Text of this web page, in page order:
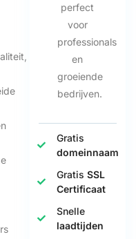
perfect
voor
professionals
en
groeiende
bedrijven.
Gratis
domeinnaam
Gratis SSL
Certificaat
Snelle
laadtijden